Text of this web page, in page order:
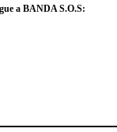
a BANDA S.O.S: